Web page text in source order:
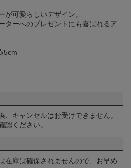
が可愛らしいデザイン。
ターへのプレゼントにも喜ばれるア
5cm
、キャンセルはお受けできません。
認ください。
在庫は確保されませんので、お早め